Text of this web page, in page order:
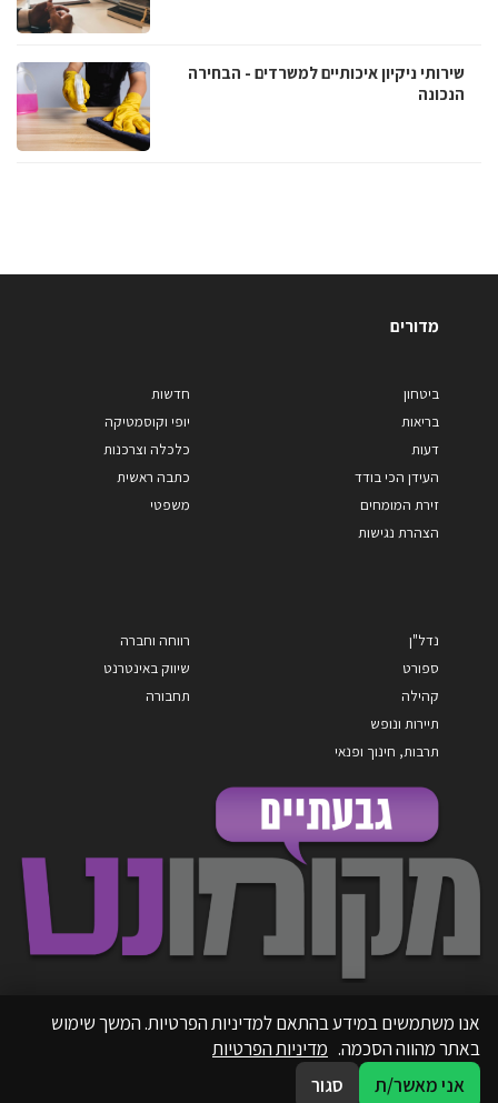
שירותי ניקיון איכותיים למשרדים - הבחירה
הנכונה
מדורים
ביטחון
בריאות
דעות
העידן הכי בודד
זירת המומחים
הצהרת נגישות
חדשות
יופי וקוסמטיקה
כלכלה וצרכנות
כתבה ראשית
משפטי
נדל"ן
ספורט
קהילה
תיירות ונופש
תרבות, חינוך ופנאי
רווחה וחברה
שיווק באינטרנט
תחבורה
אנו משתמשים במידע בהתאם למדיניות הפרטיות. המשך שימוש
באתר מהווה הסכמה. מדיניות הפרטיות
אני מאשר/ת
סגור